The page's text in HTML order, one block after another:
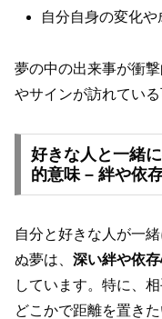
自分自身の変化
夢の中の出来事が衝
やサインが訪れている
好きな人と一緒
的意味 – 絆や依
自分と好きな人が一
ぬ夢は、 深い絆や依
しています。特に、
どこかで距離を置き